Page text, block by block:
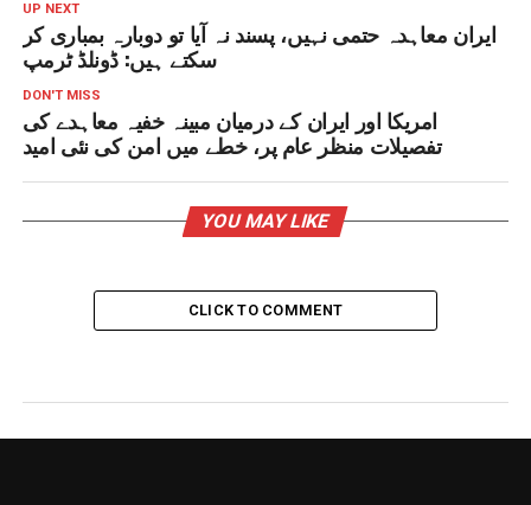
UP NEXT
ایران معاہدہ حتمی نہیں، پسند نہ آیا تو دوبارہ بمباری کر
سکتے ہیں: ڈونلڈ ٹرمپ
DON'T MISS
امریکا اور ایران کے درمیان مبینہ خفیہ معاہدے کی
تفصیلات منظر عام پر، خطے میں امن کی نئی امید
YOU MAY LIKE
CLICK TO COMMENT